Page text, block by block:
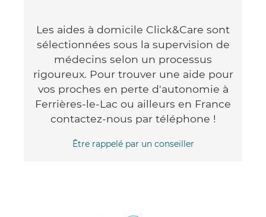
Les aides à domicile Click&Care sont
sélectionnées sous la supervision de
médecins selon un processus
rigoureux. Pour trouver une aide pour
vos proches en perte d'autonomie à
Ferrières-le-Lac ou ailleurs en France
contactez-nous par téléphone !
Être rappelé par un conseiller